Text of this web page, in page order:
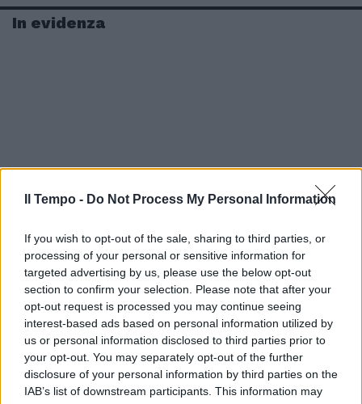
Il Tempo - Do Not Process My Personal Information
If you wish to opt-out of the sale, sharing to third parties, or
processing of your personal or sensitive information for
targeted advertising by us, please use the below opt-out
section to confirm your selection. Please note that after your
opt-out request is processed you may continue seeing
interest-based ads based on personal information utilized by
us or personal information disclosed to third parties prior to
your opt-out. You may separately opt-out of the further
disclosure of your personal information by third parties on the
IAB’s list of downstream participants. This information may
In evidenza